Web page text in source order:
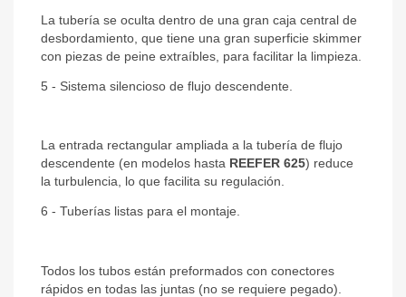
La tubería se oculta dentro de una gran caja central de
desbordamiento, que tiene una gran superficie skimmer
con piezas de peine extraíbles, para facilitar la limpieza.
5 - Sistema silencioso de flujo descendente.
La entrada rectangular ampliada a la tubería de flujo
descendente (en modelos hasta REEFER 625) reduce
la turbulencia, lo que facilita su regulación.
6 - Tuberías listas para el montaje.
Todos los tubos están preformados con conectores
rápidos en todas las juntas (no se requiere pegado).